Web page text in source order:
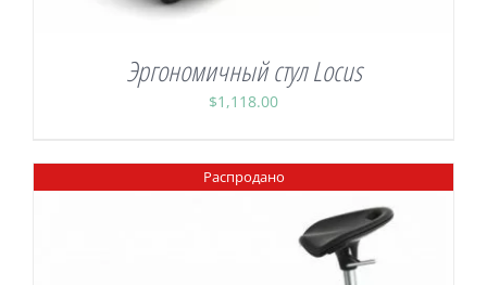
Эргономичный стул Locus
$1,118.00
Распродано